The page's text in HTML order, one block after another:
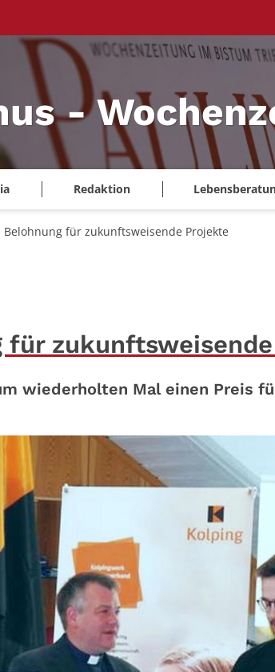
-
Redaktion
Belohnung für zukunftsweisende Projekte
für
wiederholten Mal einen Preis